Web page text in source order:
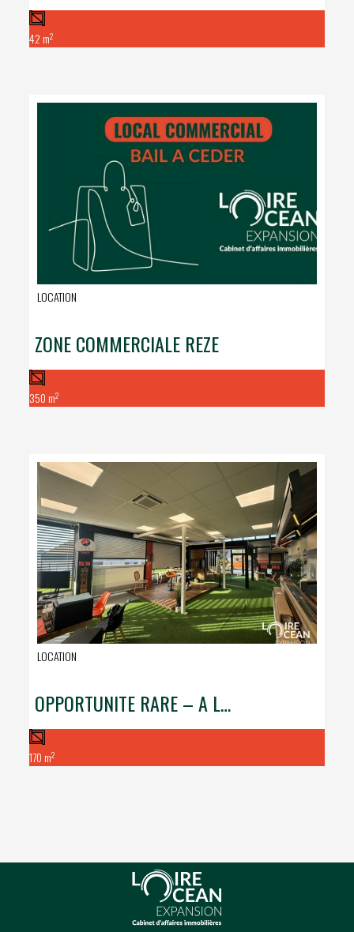
42 m2
LOCATION
ZONE COMMERCIALE REZE
350 m2
LOCATION
OPPORTUNITE RARE – A LOUER LOCAL COMMERCIAL – ZONE DE VILLEJAMES
170 m2